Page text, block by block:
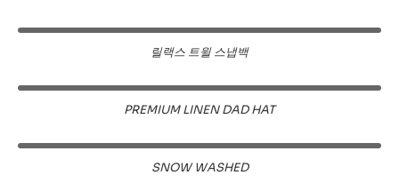
릴랙스 트윌 스냅백
PREMIUM LINEN DAD HAT
SNOW WASHED